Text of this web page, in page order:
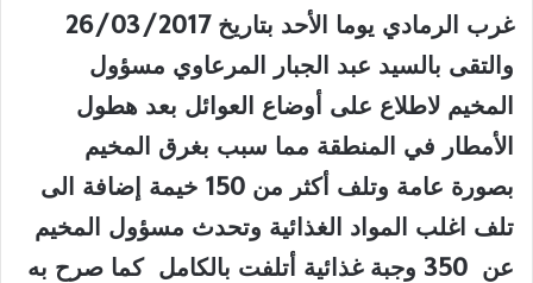
غرب الرمادي يوما الأحد بتاريخ 26/03/2017
والتقى بالسيد عبد الجبار المرعاوي مسؤول
المخيم لاطلاع على أوضاع العوائل بعد هطول
الأمطار في المنطقة مما سبب بغرق المخيم
بصورة عامة وتلف أكثر من 150 خيمة إضافة الى
تلف اغلب المواد الغذائية وتحدث مسؤول المخيم
عن 350 وجبة غذائية أتلفت بالكامل كما صرح به